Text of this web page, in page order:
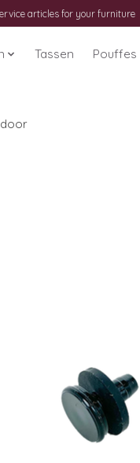
articles for your furniture
Tassen Pouffes